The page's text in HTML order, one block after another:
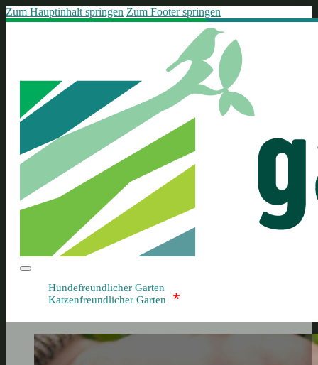
Zum Hauptinhalt springen Zum Footer springen
Hundefreundlicher Garten
Katzenfreundlicher Garten
*